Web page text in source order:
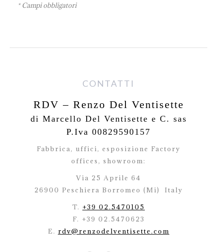
* Campi obbligatori
CONTATTI
RDV – Renzo Del Ventisette
di Marcello Del Ventisette e C. sas
P.Iva 00829590157
Fabbrica, uffici, esposizione Factory
offices, showroom:
Via 25 Aprile 64
26900 Peschiera Borromeo (Mi)
Italy
T. +39 02.5470105
F. +39 02.5470623
E. rdv@renzodelventisette.com